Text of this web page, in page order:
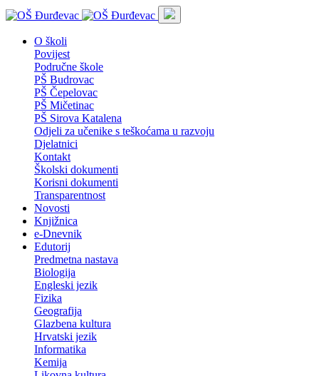
O školi
Povijest
Područne škole
PŠ Budrovac
PŠ Čepelovac
PŠ Mičetinac
PŠ Sirova Katalena
Odjeli za učenike s teškoćama u razvoju
Djelatnici
Kontakt
Školski dokumenti
Korisni dokumenti
Transparentnost
Novosti
Knjižnica
e-Dnevnik
Edutorij
Predmetna nastava
Biologija
Engleski jezik
Fizika
Geografija
Glazbena kultura
Hrvatski jezik
Informatika
Kemija